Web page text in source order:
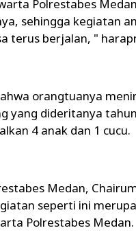
Polrestabes Medan
sehingga kegiatan
terus berjalan, "
orangtuanya
yang dideritanya
4 anak dan 1 cucu.
Medan,
seperti ini
Polrestabes Medan.